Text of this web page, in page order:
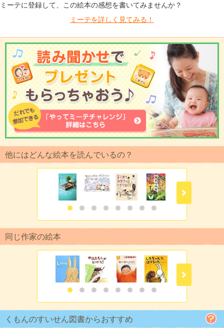
ミーテに登録して、この絵本の感想を書いてみませんか？
ミーテを詳しく見てみる！
他にはどんな絵本を読んでいるの？
同じ作家の絵本
くもんのすいせん図書からおすすめ